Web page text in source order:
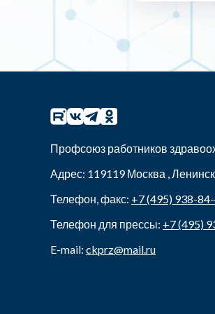
Профсоюз работников
Адрес: 119119Москва ,
Телефон, факс: +7 (495) 938-
Телефон для прессы: +7 (495)
E-mail: ckprz@mail.ru